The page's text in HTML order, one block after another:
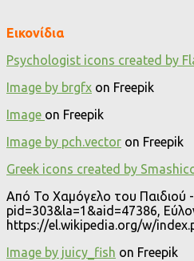
Εικονίδια
Psychologist icons created by
Image by brgfx on Freepik
Image on Freepik
Image by pch.vector on Freepik
Greek icons created by
Από Το Χαμόγελο του Παιδιού
pid=303&la=1&aid=47386,
https://el.wikipedia.org/w/
Image by juicy_fish on Freepik